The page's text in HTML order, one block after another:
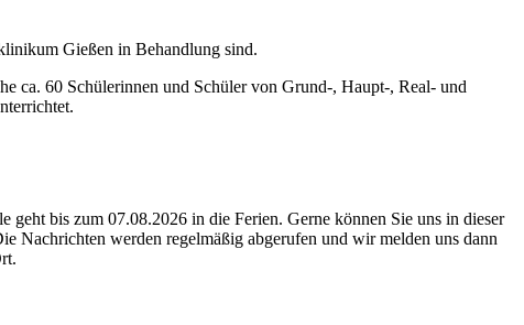
Gießen in Behandlung sind.
ca. 60 Schülerinnen und Schüler von Grund-, Haupt-, Real- und
geht bis zum 07.08.2026 in die Ferien. Gerne können Sie uns in dieser
Nachrichten werden regelmäßig abgerufen und wir melden uns dann